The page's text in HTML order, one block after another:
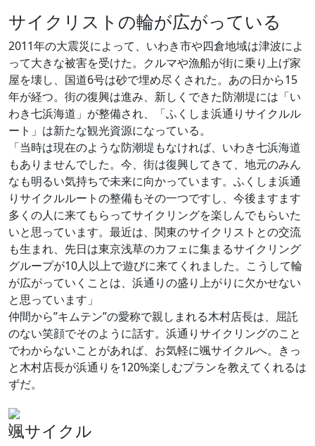
サイクリストの輪が広がっている
2011年の大震災によって、いわき市や四倉地域は津波によ
って大きな被害を受けた。クルマや漁船が街に乗り上げ家
屋を壊し、国道6号は砂で埋め尽くされた。あの日から15
年が経つ。街の復興は進み、新しくできた防潮堤には「い
わき七浜海道」が整備され、「ふくしま浜通りサイクルル
ート」は新たな観光資源になっている。
「当時は現在のような防潮堤もなければ、いわき七浜海道
もありませんでした。今、街は復興してきて、地元のみん
なも明るい気持ちで未来に向かっています。ふくしま浜通
りサイクルルートの整備もその一つですし、今後ますます
多くの人に来てもらってサイクリングを楽しんでもらいた
いと思っています。最近は、関東のサイクリストとの交流
も生まれ、先日は東京浅草のカフェに集まるサイクリング
グループが10人以上で遊びに来てくれました。こうして輪
が広がっていくことは、浜通りの盛り上がりに欠かせない
と思っています」
仲間から”キムテン”の愛称で親しまれる木村店長は、屈託
のない笑顔でそのように話す。浜通りサイクリングのこと
でわからないことがあれば、お気軽に颯サイクルへ。きっ
と木村店長が浜通りを120%楽しむプランを教えてくれるは
ずだ。
颯サイクル